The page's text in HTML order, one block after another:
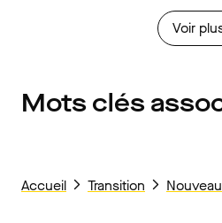
Voir
Mots clés
Accueil Transition